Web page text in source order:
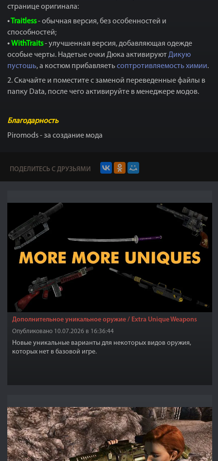
странице оригинала:
•Traitless- обычная версия, без особенностей и
способностей;
•WithTraits- улучшенная версия, добавляющая одежде
особые черты. Надетые очки Дюка активируютДикую
пустошь, а костюм прибавляетьсоптротивляемость химии.
2. Скачайте и поместите с заменой переведенные файлы в
папку Data, после чего активируйте в менеджере модов.
Благодарность
Piromods - за создание мода
ПОДЕЛИТЕСЬ С ДРУЗЬЯМИ
Дополнительное уникальное оружие / Extra Unique Weapons
Опубликовано 10.07.2026 в 16:36:44
Новые уникальные варианты для некоторых видов оружия,
которых нет в базовой игре.